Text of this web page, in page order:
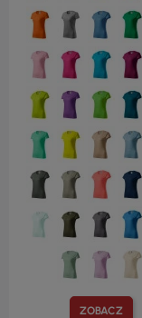
ZOBACZ